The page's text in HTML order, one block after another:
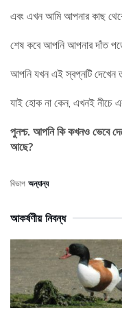
এবং এখন আমি আপনার কাছ
শেষ কবে আপনি আপনার দাঁত
আপনি যখন এই স্বপ্নটি দেখেন
যাই হোক না কেন, এখনই নীচে
পুনশ্চ. আপনি কি কখনও ভেবে
আছে?
বিভাগ অন্যান্য
আকর্ষণীয় নিবন্ধ